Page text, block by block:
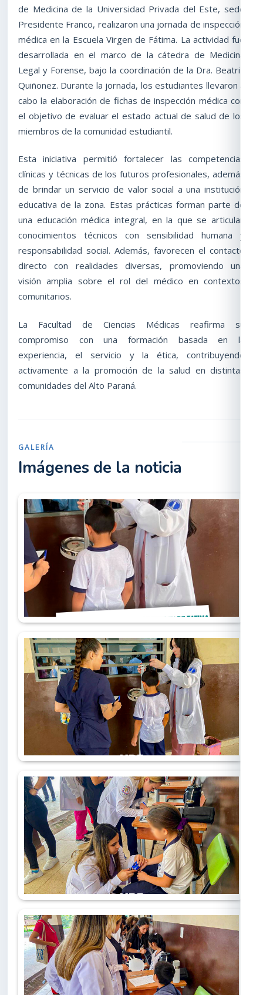
de Medicina de la Universidad Privada del Este, sede
Presidente Franco, realizaron una jornada de inspección
médica en la Escuela Virgen de Fátima. La actividad fue
desarrollada en el marco de la cátedra de Medicina
Legal y Forense, bajo la coordinación de la Dra. Beatriz
Quiñonez. Durante la jornada, los estudiantes llevaron a
cabo la elaboración de fichas de inspección médica con
el objetivo de evaluar el estado actual de salud de los
miembros de la comunidad estudiantil.
Esta iniciativa permitió fortalecer las competencias
clínicas y técnicas de los futuros profesionales, además
de brindar un servicio de valor social a una institución
educativa de la zona. Estas prácticas forman parte de
una educación médica integral, en la que se articulan
conocimientos técnicos con sensibilidad humana y
responsabilidad social. Además, favorecen el contacto
directo con realidades diversas, promoviendo una
visión amplia sobre el rol del médico en contextos
comunitarios.
La Facultad de Ciencias Médicas reafirma su
compromiso con una formación basada en la
experiencia, el servicio y la ética, contribuyendo
activamente a la promoción de la salud en distintas
comunidades del Alto Paraná.
GALERÍA
Imágenes de la noticia